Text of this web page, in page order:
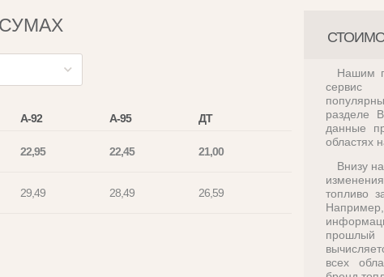
Нашим
разделе
данные
областях
Внизу
топливо
прошлый
всех
А-92 А-95 ДТ
22,95 22,45 21,00
29,49 28,49 26,59